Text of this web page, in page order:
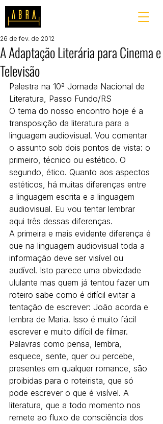
A Adaptação Literária para Cinema e
Televisão
26 de fev. de 2012
Palestra na 10ª Jornada Nacional de
Literatura, Passo Fundo/RS
O tema do nosso encontro hoje é a
transposição da literatura para a
linguagem audiovisual. Vou comentar
o assunto sob dois pontos de vista: o
primeiro, técnico ou estético. O
segundo, ético. Quanto aos aspectos
estéticos, há muitas diferenças entre
a linguagem escrita e a linguagem
audiovisual. Eu vou tentar lembrar
aqui três dessas diferenças.
A primeira e mais evidente diferença é
que na linguagem audiovisual toda a
informação deve ser visível ou
audível. Isto parece uma obviedade
ululante mas quem já tentou fazer um
roteiro sabe como é difícil evitar a
tentação de escrever: João acorda e
lembra de Maria. Isso é muito fácil
escrever e muito difícil de filmar.
Palavras como pensa, lembra,
esquece, sente, quer ou percebe,
presentes em qualquer romance, são
proibidas para o roteirista, que só
pode escrever o que é visível. A
literatura, que a todo momento nos
remete ao fluxo de consciência dos